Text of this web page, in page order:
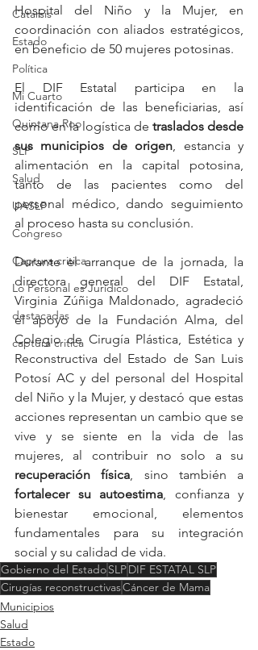
Catarsis
Estado
Política
Mi Cuarto
Quintana Roo
SLP
Salud
UASLP
Congreso
Captura critica
Lo Personal es Jurídico
destacadas
captura critica
Hospital del Niño y la Mujer, en
coordinación con aliados estratégicos,
en beneficio de 50 mujeres potosinas.
El DIF Estatal participa en la
identificación de las beneficiarias, así
como en la logística de traslados desde
sus municipios de origen, estancia y
alimentación en la capital potosina,
tanto de las pacientes como del
personal médico, dando seguimiento
al proceso hasta su conclusión.
Durante el arranque de la jornada, la
directora general del DIF Estatal,
Virginia Zúñiga Maldonado, agradeció
el apoyo de la Fundación Alma, del
Colegio de Cirugía Plástica, Estética y
Reconstructiva del Estado de San Luis
Potosí AC y del personal del Hospital
del Niño y la Mujer, y destacó que estas
acciones representan un cambio que se
vive y se siente en la vida de las
recuperación
física
fortalecer su autoestima, confianza y
bienestar emocional, elementos
fundamentales para su integración
social y su calidad de vida.
Gobierno del EstadoSLPDIF ESTATAL SLP
Cirugías reconstructivasCáncer de Mama
Municipios
Salud
Estado